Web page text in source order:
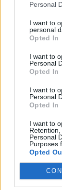
Personal
I want to
personal
Opted In
I want to
Personal
Opted In
I want to
Personal
Opted In
I want to
Personal
Purposes
Opted
και
την
29.11.2022